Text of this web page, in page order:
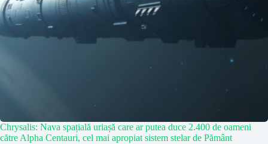
Chrysalis: Nava spațială uriașă care ar putea duce 2.400 de oameni
către Alpha Centauri, cel mai apropiat sistem stelar de Pământ